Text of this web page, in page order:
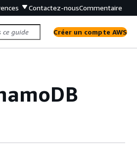
Contactez-nousCommentaire
Créer un compte AWS